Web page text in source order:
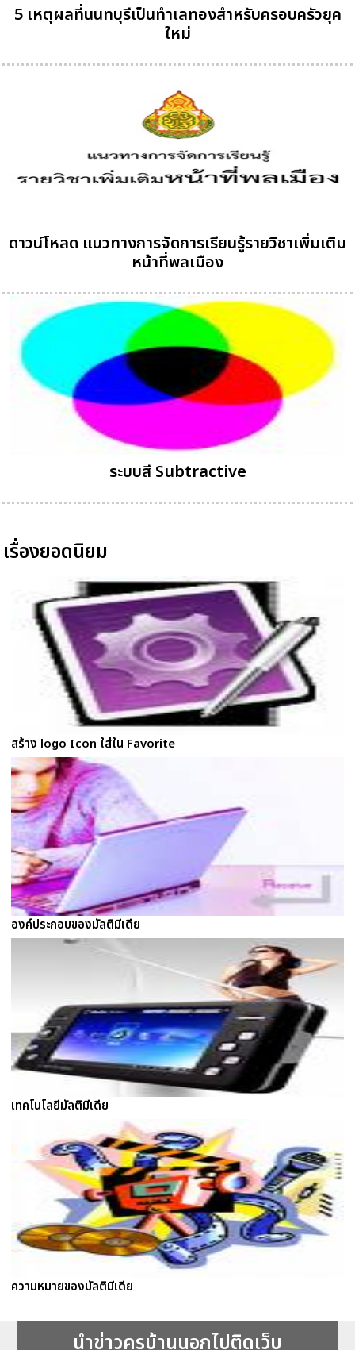
5 เหตุผลที่นนทบุรีเป็นทำเลทองสำหรับครอบครัวยุค
ใหม่
ดาวน์โหลด แนวทางการจัดการเรียนรู้รายวิชาเพิ่มเติม
หน้าที่พลเมือง
ระบบสี Subtractive
เรื่องยอดนิยม
สร้าง logo Icon ใส่ใน Favorite
องค์ประกอบของมัลติมีเดีย
เทคโนโลยีมัลติมีเดีย
ความหมายของมัลติมีเดีย
นำข่าวครูบ้านนอกไปติดเว็บ